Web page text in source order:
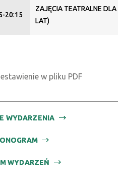
20:15
ZAJĘCIA TEATRALNE DLA
LAT)
w pliku PDF
WYDARZENIA
WYDARZEŃ